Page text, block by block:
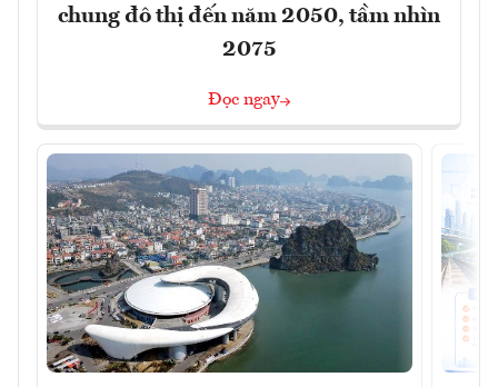
chung đô thị đến năm 2050, tầm nhìn
2075
Đọc ngay